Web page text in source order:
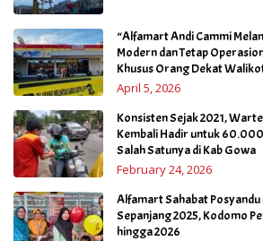
“Alfamart Andi Cammi
Modern dan Tetap
Khusus Orang Dekat
April 5, 2026
Konsisten Sejak 2021,
Kembali Hadir untuk
Salah Satunya di Kab Gowa
February 24, 2026
Alfamart Sahabat
Sepanjang 2025, Kodomo
hingga 2026